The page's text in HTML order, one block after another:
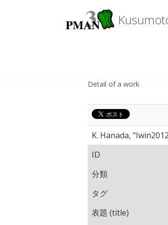
Detail of a work
K. Hanada,
ID
分類
タグ
表題 (title)